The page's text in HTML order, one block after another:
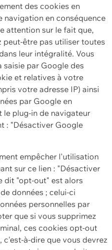
des cookies en
en conséquence
attention sur le fait que,
peut-être pas utiliser toutes
leur intégralité. Vous
saisie par Google des
et relatives à votre
votre adresse IP) ainsi
par Google en
le plug-in de navigateur
: "Désactiver Google
empêcher l'utilisation
sur ce lien : "Désactiver
dit "opt-out" est alors
données ; celui-ci
personnelles par
que si vous supprimez
ces cookies opt-out
à-dire que vous devrez